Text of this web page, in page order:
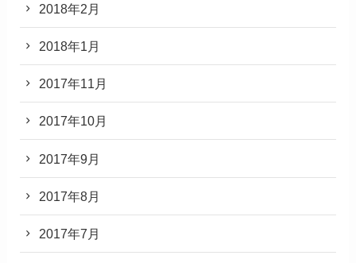
2018年2月
2018年1月
2017年11月
2017年10月
2017年9月
2017年8月
2017年7月